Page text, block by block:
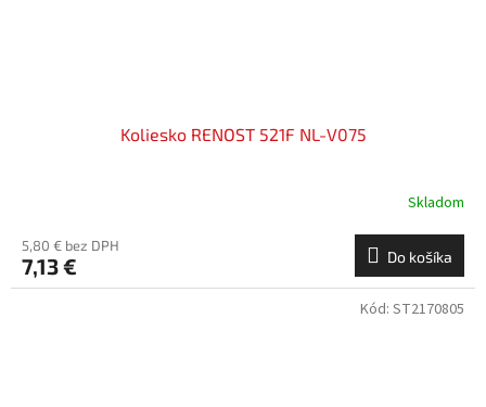
Koliesko RENOST 521F NL-V075
Skladom
5,80 € bez DPH
7,13 € Do košíka
Kód: ST2170805